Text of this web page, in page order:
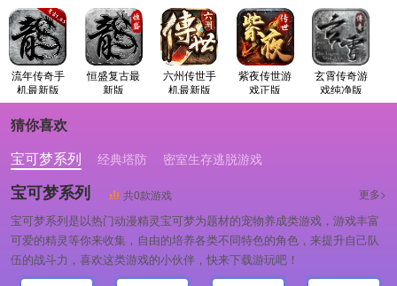
流年传奇手
机最新版
恒盛复古最
新版
六州传世手
机最新版
紫夜传世游
戏正版
玄霄传奇游
戏纯净版
猜你喜欢
宝可梦系列
经典塔防 密室生存逃脱游戏
宝可梦系列 共0款游戏 更多>
宝可梦系列是以热门动漫精灵宝可梦为题材的宠物养成类游戏，游戏丰富
可爱的精灵等你来收集，自由的培养各类不同特色的角色，来提升自己队
伍的战斗力，喜欢这类游戏的小伙伴，快来下载游玩吧！